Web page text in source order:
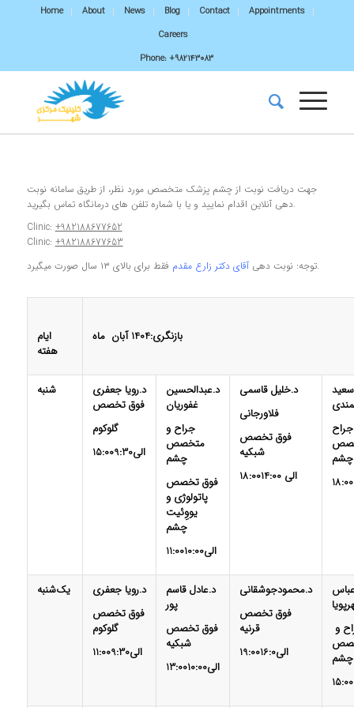
Home About News Blog Contact
Appointments
Careers
Phone:+982143083
جهت دریافت نوبت از چشم پزشک متخصص مورد نظر، از طریق سامانه نوبت
دهی آنلاین اقدام نمایید و یا با شماره تلفن های درمانگاه تماس بگیرید.
Clinic:+982188677652
Clinic:+982188677653
توجه: نوبت دهیآقای دکتر زارع مقدم فقط برای بالای ۱۳ سال صورت میگیرد.
ایام
هفته
درمانگاه بازنگری:1404 آبان ماه
شنبه
د.رویا جعفری
فوق تخصص
گلوکوم
15:00الی9:30
د.عبدالحسین
غفوریان
جراح و
متخصص
چشم
فوق تخصص
پاتولوژی و
یووِئیت
چشم
11:00الی10:00
د.خلیل قاسمی
فلاورجانی
فوق تخصص
شبکیه
18:00الی 14:00
جراح
چشم
یک‌شنبه
د.رویا جعفری
فوق تخصص
گلوکوم
11:00الی9:30
د.عادل قاسم
پور
فوق تخصص
شبکیه
13:00الی10:00
د.محمودجوشقانی
فوق تخصص
قرنیه
19:00الی16:0
چشم